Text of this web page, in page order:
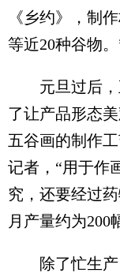
《乡约》，制
等近20种谷物
元旦过后，
了让产品形态
五谷画的制作
记者，“用于作
究，还要经过
月产量约为200
除了忙生产